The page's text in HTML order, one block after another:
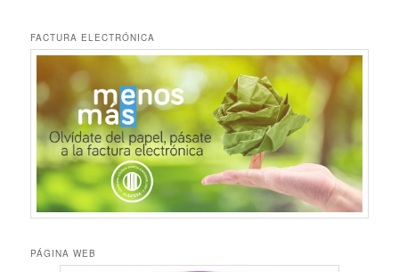
FACTURA ELECTRÓNICA
PÁGINA WEB